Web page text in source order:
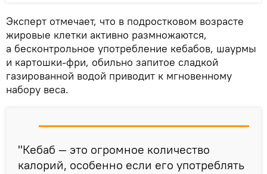
Эксперт отмечает, что в подростковом возрасте
жировые клетки активно размножаются,
а бесконтрольное употребление кебабов, шаурмы
и картошки-фри, обильно запитое сладкой
газированной водой приводит к мгновенному
набору веса.
"Кебаб — это огромное количество
калорий, особенно если его употреблять